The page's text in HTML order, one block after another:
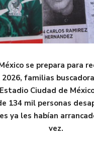
se prepara para
familias
Ciudad de
134 mil personas
ya les habían
vez.